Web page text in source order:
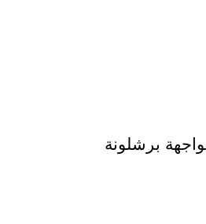
برشلونة